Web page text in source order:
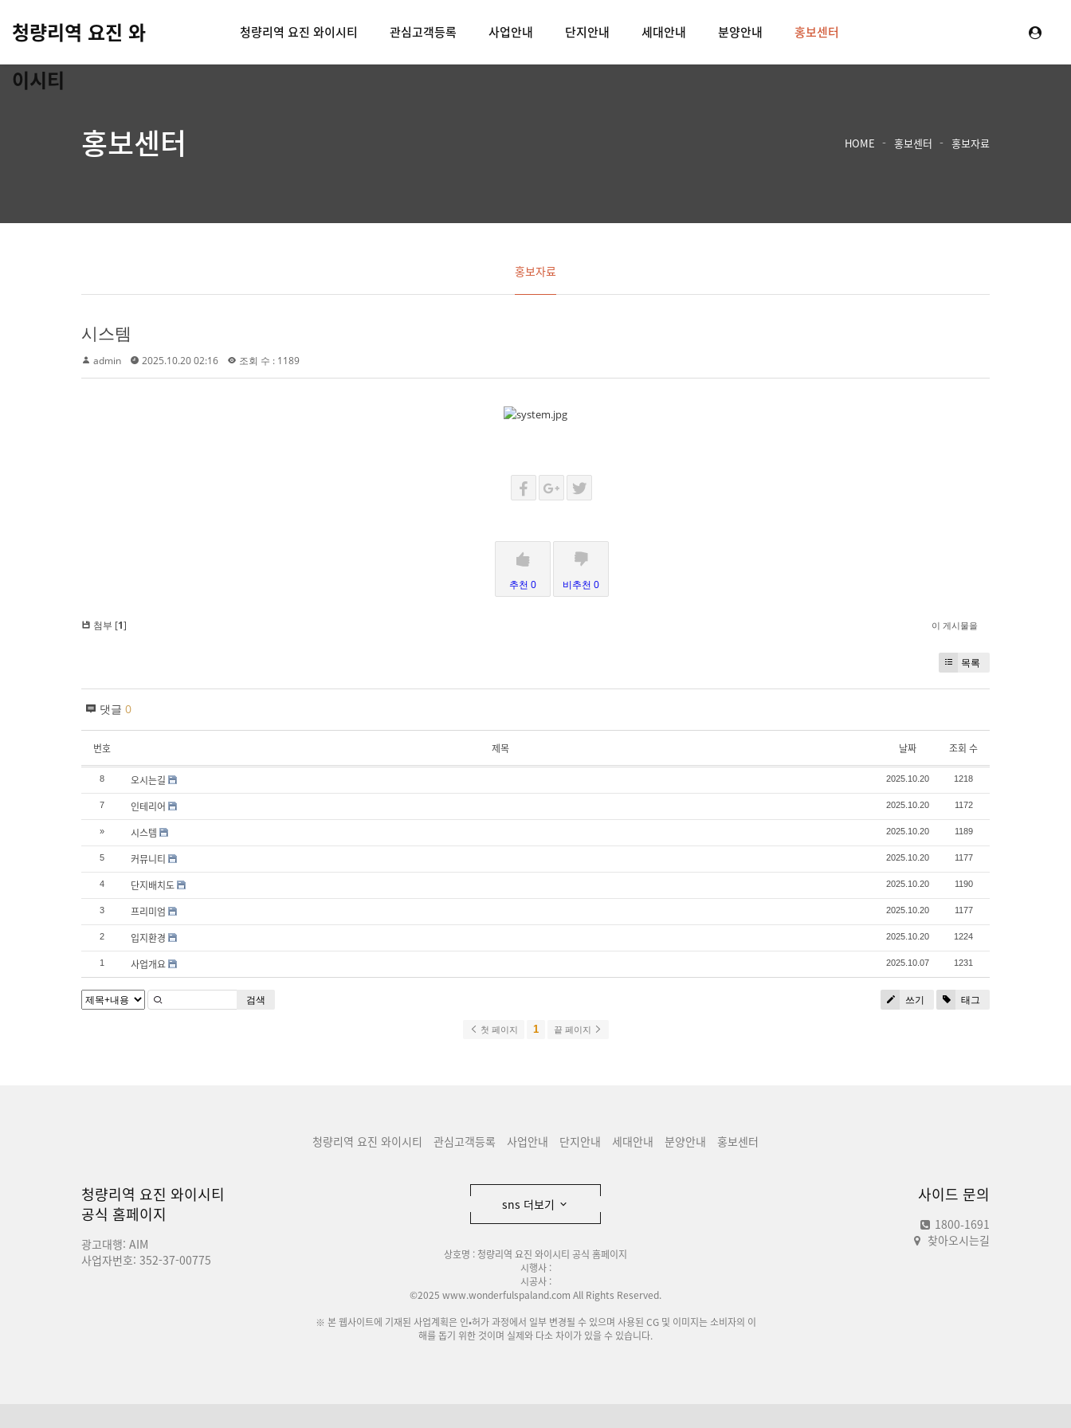
청량리역 요진 와
이시티
청량리역 요진 와이시티 관심고객등록 사업안내 단지안내 세대안내 분양안내 홍보센터
홍보센터 HOME 홍보센터 홍보자료
홍보자료
시스템
admin 2025.10.20 02:16 조회 수 : 1189
추천 0 비추천 0
첨부 [1] 이 게시물을
목록
댓글 0
번호 제목 날짜 조회 수
8 오시는길 2025.10.20 1218
7 인테리어 2025.10.20 1172
» 시스템 2025.10.20 1189
5 커뮤니티 2025.10.20 1177
4 단지배치도 2025.10.20 1190
3 프리미엄 2025.10.20 1177
2 입지환경 2025.10.20 1224
1 사업개요 2025.10.07 1231
쓰기 태그
검색
첫 페이지 1 끝 페이지
청량리역 요진 와이시티 관심고객등록 사업안내 단지안내 세대안내 분양안내 홍보센터
청량리역 요진 와이시티
공식 홈페이지
광고대행: AIM
사업자번호: 352-37-00775
사이드 문의
1800-1691
찾아오시는길
sns 더보기
상호명 : 청량리역 요진 와이시티 공식 홈페이지
시행사 :
시공사 :
©2025 www.wonderfulspaland.com All Rights Reserved.
※ 본 웹사이트에 기재된 사업계획은 인•허가 과정에서 일부 변경될 수 있으며 사용된 CG 및 이미지는 소비자의 이
해를 돕기 위한 것이며 실제와 다소 차이가 있을 수 있습니다.